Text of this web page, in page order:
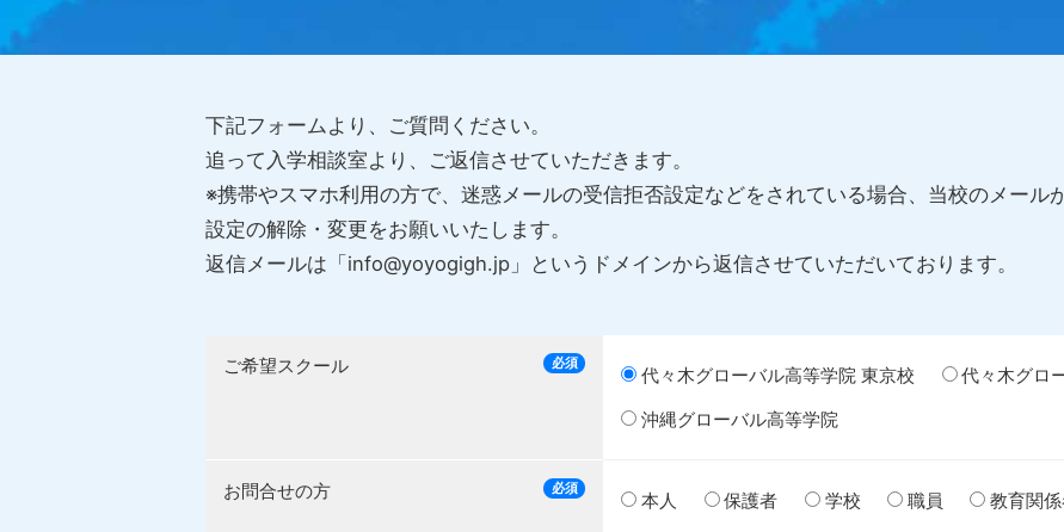
下記フォームより、ご質問ください。
追って入学相談室より、ご返信させていただきます。
※携帯やスマホ利用の方で、迷惑メールの受信拒否設定などをされている場合、当校のメール
設定の解除・変更をお願いいたします。
返信メールは「info@yoyogigh.jp」というドメインから返信させていただいております。
ご希望スクール 必須
代々木グローバル高等学院 東京校
代々木グロ
沖縄グローバル高等学院
お問合せの方 必須
本人 保護者 学校 職員 教育関